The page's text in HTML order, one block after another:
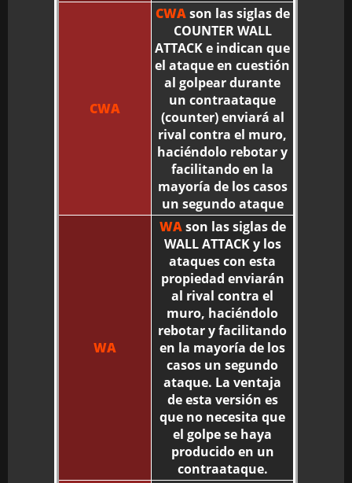
CWA
CWAson las siglas de
COUNTER WALL
ATTACK e indican que
el ataque en cuestión
al golpear durante
un contraataque
(counter) enviará al
rival contra el muro,
haciéndolo rebotar y
facilitando en la
mayoría de los casos
un segundo ataque
WA
WAson las siglas de
WALL ATTACK y los
ataques con esta
propiedad enviarán
al rival contra el
muro, haciéndolo
rebotar y facilitando
en la mayoría de los
casos un segundo
ataque. La ventaja
de esta versión es
que no necesita que
el golpe se haya
producido en un
contraataque.